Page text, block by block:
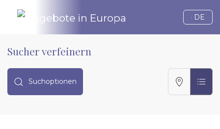
DE
Sucher verfeinern
Suchoptionen